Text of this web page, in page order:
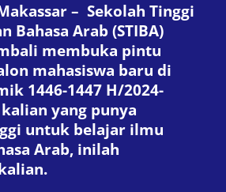
– Sekolah Tinggi
Bahasa Arab (STIBA)
membuka pintu
mahasiswa baru di
1446-1447 H/2024-
yang punya
untuk belajar ilmu
Arab, inilah